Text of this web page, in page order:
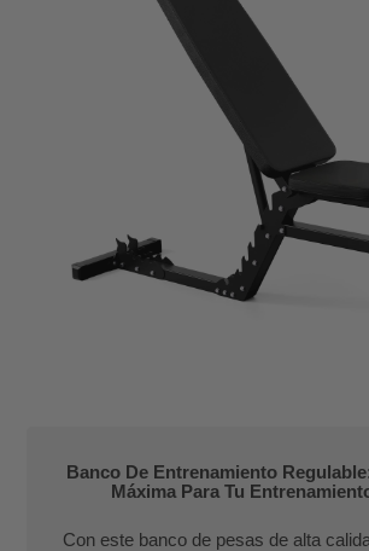
Banco De Entrenamiento
Máxima Para Tu
Con este banco de pesas de alta